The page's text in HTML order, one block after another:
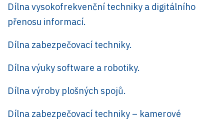
Dílna vysokofrekvenční techniky a digitálního
přenosu informací.
Dílna zabezpečovací techniky.
Dílna výuky software a robotiky.
Dílna výroby plošných spojů.
Dílna zabezpečovací techniky – kamerové